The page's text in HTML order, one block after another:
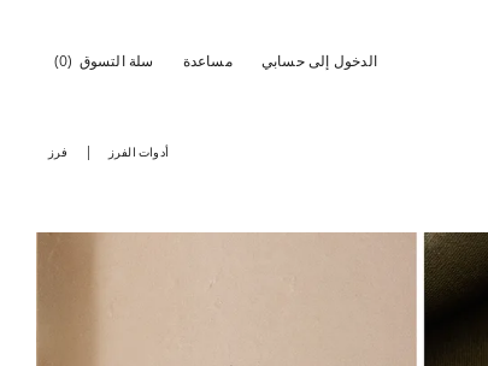
الدخول إلى حسابي مساعدة سلة التسوق (0)
أدوات الفرز فرز